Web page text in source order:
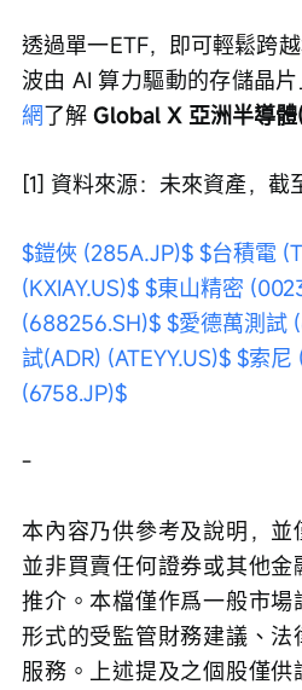
透過單一ETF，即可輕鬆跨
波由 AI 算力驅動的存儲晶
網了解 Global X 亞洲半導體
[1] 資料來源：未來資產，截
$鎧俠 (285A.JP)$ $台積電
(KXIAY.US)$ $東山精密
(688256.SH)$ $愛德萬測試
試(ADR) (ATEYY.US)$ $索尼
(6758.JP)$
-
本內容乃供參考及說明，並
並非買賣任何證券或其他
推介。本檔僅作爲一般市
形式的受監管財務建議、
服務。上述提及之個股僅